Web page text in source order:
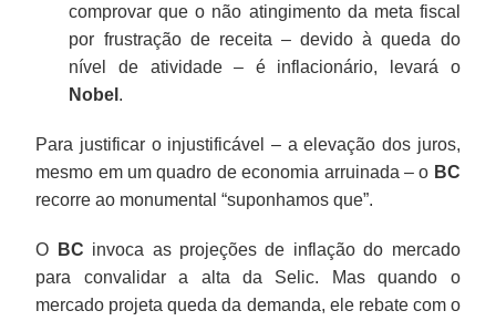
comprovar que o não atingimento da meta fiscal
por frustração de receita – devido à queda do
nível de atividade – é inflacionário, levará o
Nobel .
Para justificar o injustificável – a elevação dos juros,
mesmo em um quadro de economia arruinada – o BC
recorre ao monumental “suponhamos que”.
O BC invoca as projeções de inflação do mercado
para convalidar a alta da Selic. Mas quando o
mercado projeta queda da demanda, ele rebate com o